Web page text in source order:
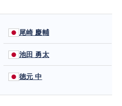
尾崎 慶輔
池田 勇太
徳元 中